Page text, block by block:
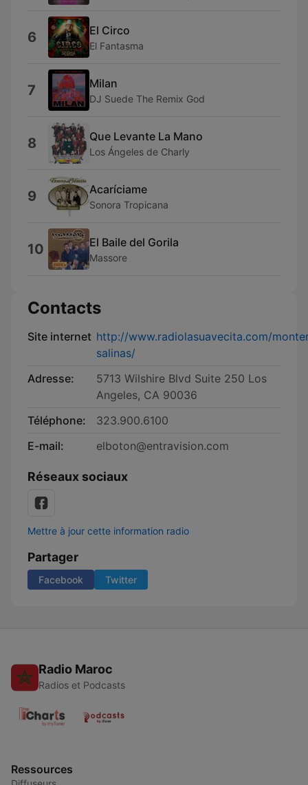
6 El Circo
El Fantasma
7 Milan
DJ Suede The Remix God
8 Que Levante La Mano
Los Ángeles de Charly
9 Acaríciame
Sonora Tropicana
10 El Baile del Gorila
Massore
Contacts
Site internet http://www.radiolasuavecita.com/
salinas/
Adresse:
5713 Wilshire Blvd Suite 250 Los
Angeles, CA 90036
Téléphone:
323.900.6100
E-mail:
elboton@entravision.com
Réseaux sociaux
Mettre à jour cette information radio
Partager
Facebook Twitter
Radio Maroc
Radios et Podcasts
Ressources